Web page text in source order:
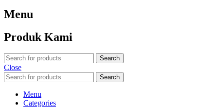
Menu
Produk Kami
Search
Close
Search
Menu
Categories